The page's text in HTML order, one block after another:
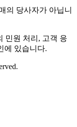
의 당사자가 아닙니
민원 처리, 고객 응
에 있습니다.